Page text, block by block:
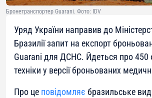
Бронетранспортер Guarani. Фото: IDV
Уряд України направив до
Бразилії запит на експорт
Guarani для ДСНС. Йдеться про 450
техніки у версії броньованих
Про це повідомляє бразильське